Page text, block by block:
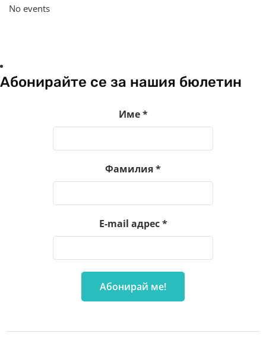
No events
Абонирайте се за нашия бюлетин
Име*
Фамилия*
E-mail адрес*